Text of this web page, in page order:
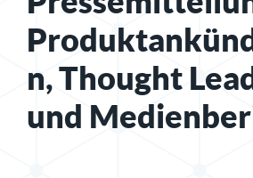
n, Thought
und